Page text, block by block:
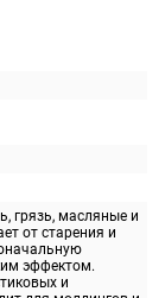
грязь, масляные и
от старения и
эффектом.
и